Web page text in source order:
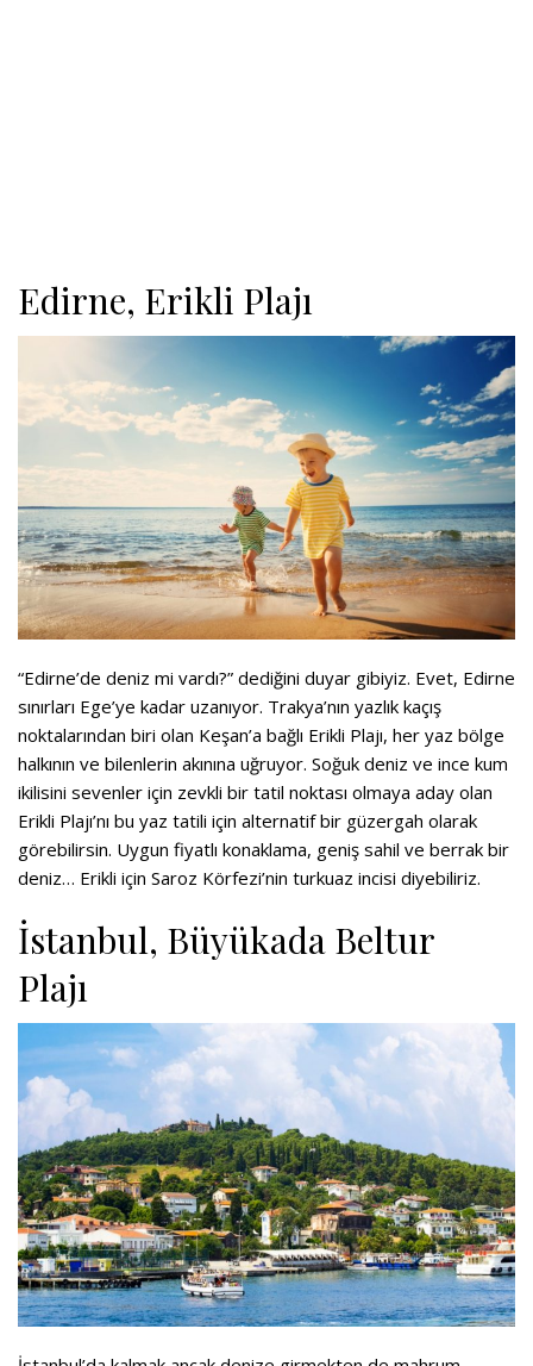
Edirne, Erikli Plajı
“Edirne’de deniz mi vardı?” dediğini duyar gibiyiz. Evet, Edirne
sınırları Ege’ye kadar uzanıyor. Trakya’nın yazlık kaçış
noktalarından biri olan Keşan’a bağlı Erikli Plajı, her yaz bölge
halkının ve bilenlerin akınına uğruyor. Soğuk deniz ve ince kum
ikilisini sevenler için zevkli bir tatil noktası olmaya aday olan
Erikli Plajı’nı bu yaz tatili için alternatif bir güzergah olarak
görebilirsin. Uygun fiyatlı konaklama, geniş sahil ve berrak bir
deniz… Erikli için Saroz Körfezi’nin turkuaz incisi diyebiliriz.
İstanbul, Büyükada Beltur
Plajı